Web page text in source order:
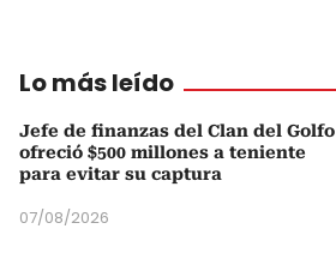
Lo más leído
Jefe de finanzas del Clan del Golfo
ofreció $500 millones a teniente
para evitar su captura
07/08/2026